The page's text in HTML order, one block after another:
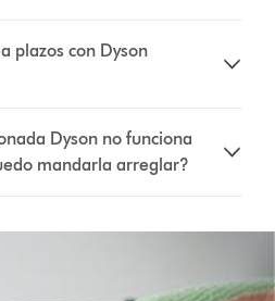
plazos con Dyson
Dyson no funciona
mandarla arreglar?